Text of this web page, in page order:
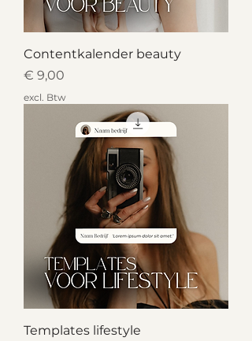
Contentkalender beauty
Prijs
€ 9,00
excl. Btw
Templates lifestyle